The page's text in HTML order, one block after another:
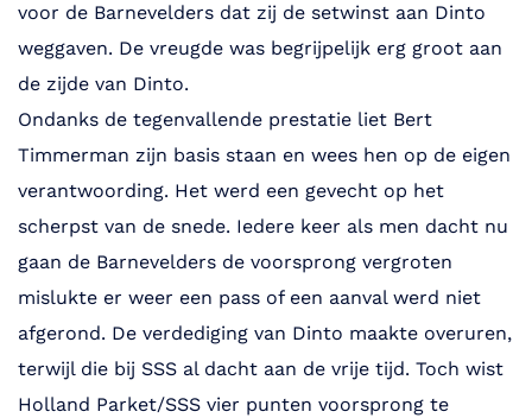
voor de Barnevelders dat zij de setwinst aan Dinto
weggaven. De vreugde was begrijpelijk erg groot aan
de zijde van Dinto.
Ondanks de tegenvallende prestatie liet Bert
Timmerman zijn basis staan en wees hen op de eigen
verantwoording. Het werd een gevecht op het
scherpst van de snede. Iedere keer als men dacht nu
gaan de Barnevelders de voorsprong vergroten
mislukte er weer een pass of een aanval werd niet
afgerond. De verdediging van Dinto maakte overuren,
terwijl die bij SSS al dacht aan de vrije tijd. Toch wist
Holland Parket/SSS vier punten voorsprong te